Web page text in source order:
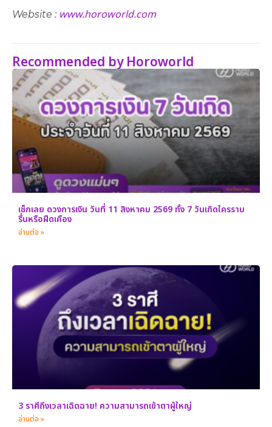
Website : www.horoworld.com
Recommended by Horoworld
เช็กเลย ดวงการเงิน วันที่ 11 สิงหาคม 2569 ทั้ง 7 วันเกิดใครราบ
รื่นหรือฝืดเคือง
อ่านต่อ »
3 ราศีถึงเวลาเฉิดฉาย! ความสามารถเข้าตาผู้ใหญ่
อ่านต่อ »